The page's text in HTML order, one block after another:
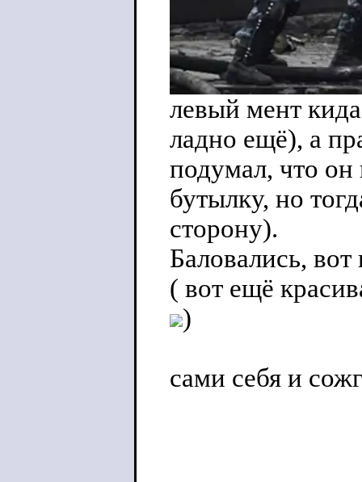
левый мент
ладно ещё), а
подумал, что
бутылку, но
сторону).
Баловались,
( вот ещё
)
сами себя и